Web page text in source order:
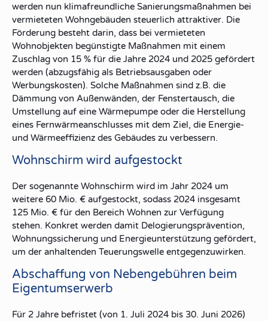
werden nun klimafreundliche Sanierungsmaßnahmen bei
vermieteten Wohngebäuden steuerlich attraktiver. Die
Förderung besteht darin, dass bei vermieteten
Wohnobjekten begünstigte Maßnahmen mit einem
Zuschlag von 15 % für die Jahre 2024 und 2025 gefördert
werden (abzugsfähig als Betriebsausgaben oder
Werbungskosten). Solche Maßnahmen sind z.B. die
Dämmung von Außenwänden, der Fenstertausch, die
Umstellung auf eine Wärmepumpe oder die Herstellung
eines Fernwärmeanschlusses mit dem Ziel, die Energie-
und Wärmeeffizienz des Gebäudes zu verbessern.
Wohnschirm wird aufgestockt
Der sogenannte Wohnschirm wird im Jahr 2024 um
weitere 60 Mio. € aufgestockt, sodass 2024 insgesamt
125 Mio. € für den Bereich Wohnen zur Verfügung
stehen. Konkret werden damit Delogierungsprävention,
Wohnungssicherung und Energieunterstützung gefördert,
um der anhaltenden Teuerungswelle entgegenzuwirken.
Abschaffung von Nebengebühren beim
Eigentumserwerb
Für 2 Jahre befristet (von 1. Juli 2024 bis 30. Juni 2026)